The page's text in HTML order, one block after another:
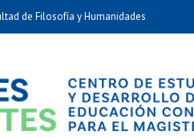
de Filosofía y Humanidades